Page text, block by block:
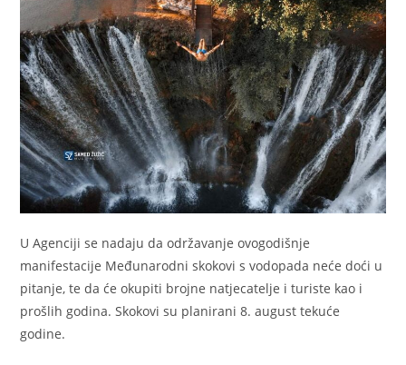
U Agenciji se nadaju da održavanje ovogodišnje
manifestacije Međunarodni skokovi s vodopada neće doći u
pitanje, te da će okupiti brojne natjecatelje i turiste kao i
prošlih godina. Skokovi su planirani 8. august tekuće
godine.